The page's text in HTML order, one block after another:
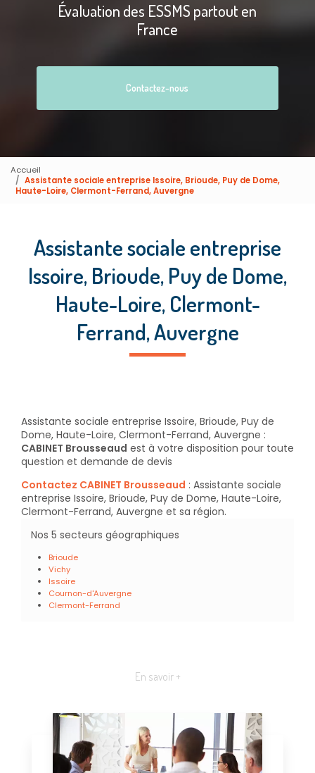
Évaluation des ESSMS partout en
France
Contactez-nous
Accueil
Assistante sociale entreprise Issoire, Brioude, Puy de Dome,
Haute-Loire, Clermont-Ferrand, Auvergne
Assistante sociale entreprise
Issoire, Brioude, Puy de Dome,
Haute-Loire, Clermont-
Ferrand, Auvergne
Assistante sociale entreprise Issoire, Brioude, Puy de
Dome, Haute-Loire, Clermont-Ferrand, Auvergne :
CABINET Brousseaud est à votre disposition pour toute
question et demande de devis
Contactez CABINET Brousseaud : Assistante sociale
entreprise Issoire, Brioude, Puy de Dome, Haute-Loire,
Clermont-Ferrand, Auvergne et sa région.
Nos 5 secteurs géographiques
Brioude
Vichy
Issoire
Cournon-d'Auvergne
Clermont-Ferrand
En savoir +